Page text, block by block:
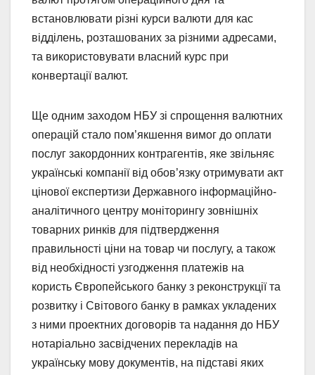
встановлювати різні курси валюти для кас
відділень, розташованих за різними адресами,
та використовувати власний курс при
конвертації валют.
Ще одним заходом НБУ зі спрощення валютних
операцій стало пом’якшення вимог до оплати
послуг закордонних контрагентів, яке звільняє
українські компанії від обов’язку отримувати акт
цінової експертизи Державного інформаційно-
аналітичного центру моніторингу зовнішніх
товарних ринків для підтвердження
правильності ціни на товар чи послугу, а також
від необхідності узгодження платежів на
користь Європейського банку з реконструкції та
розвитку і Світового банку в рамках укладених
з ними проектних договорів та надання до НБУ
нотаріально засвідчених перекладів на
українську мову документів, на підставі яких